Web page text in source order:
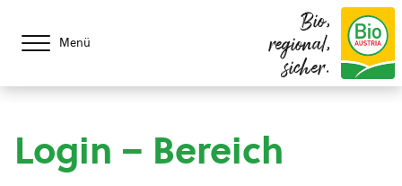
Menü
Bio,
regional,
sicher.
Login – Bereich